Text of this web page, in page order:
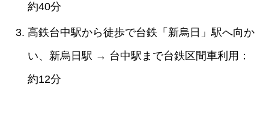
約40分
高鉄台中駅から徒歩で台鉄「新烏日」駅へ向か
い、新烏日駅 → 台中駅まで台鉄区間車利用：
約12分